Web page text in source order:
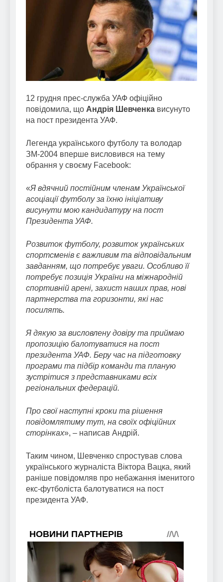
12 грудня прес-служба УАФ офіційно
повідомила, що Андрія Шевченка висунуто
на пост президента УАФ.
Легенда українського футболу та володар
ЗМ-2004 вперше висловився на тему
обрання у своєму Facebook:
«Я вдячний постійним членам Української
асоціації футболу за їхню ініціативу
висунути мою кандидатуру на пост
Президента УАФ.
Розвиток футболу, розвиток українських
спортсменів є важливим та відповідальним
завданням, що потребує уваги. Особливо її
потребує позиція України на міжнародній
спортивній арені, захист наших прав, нові
партнерства та горизонти, які нас
посилять.
Я дякую за висловлену довіру та приймаю
пропозицію балотуватися на пост
президента УАФ. Беру час на підготовку
програми та підбір команди та планую
зустрітися з представниками всіх
регіональних федерацій.
Про свої наступні кроки та рішення
повідомлятиму тут, на своїх офіційних
сторінках», – написав Андрій.
Таким чином, Шевченко спростував слова
українського журналіста Віктора Вацка, який
раніше повідомляв про небажання іменитого
екс-футболіста балотуватися на пост
президента УАФ.